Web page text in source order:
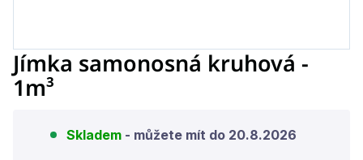
Jímka samonosná kruhová -
1m³
Skladem - můžete mít do 20.8.2026